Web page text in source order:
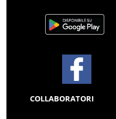
COLLABORATORI